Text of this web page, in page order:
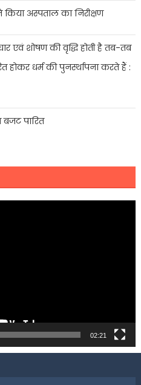
अस्पताल का निरीक्षण
एवं शोषण की वृद्धि होती है तब-तब
धर्म की पुनर्स्थापना करते हैं :
पारित
02:21